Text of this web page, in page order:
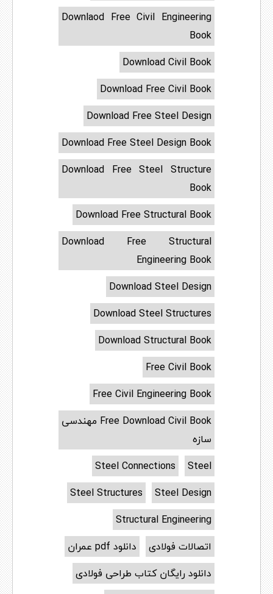
Downlaod Free Civil Engineering
Book
Download Civil Book
Download Free Civil Book
Download Free Steel Design
Download Free Steel Design Book
Download Free Steel Structure
Book
Download Free Structural Book
Download Free Structural
Engineering Book
Download Steel Design
Download Steel Structures
Download Structural Book
Free Civil Book
Free Civil Engineering Book
Free Download Civil Book مهندسی
سازه
Steel
Steel Connections
Steel Design
Steel Structures
Structural Engineering
اتصالات فولادی
دانلود pdf عمران
دانلود رایگان کتاب طراحی فولادی